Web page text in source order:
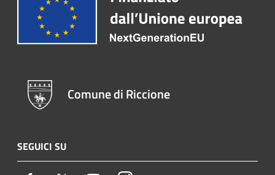
Comune di Riccione
SEGUICI SU